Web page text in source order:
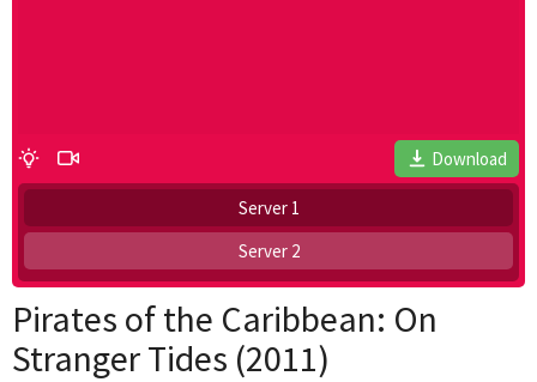
Download
Server 1
Server 2
Pirates of the Caribbean: On
Stranger Tides (2011)